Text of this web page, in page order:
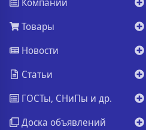
Товары
Новости
Статьи
ГОСТы, СНиПы и др.
Доска объявлений